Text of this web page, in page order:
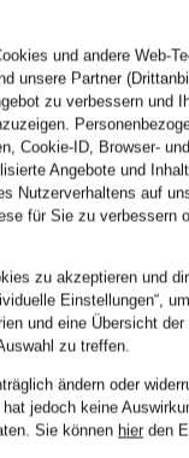
€
€
und andere Web-
unsere Partner
zu verbessern und
Cookie-ID, Browser-
Angebote und
Nutzerverhaltens auf
für Sie zu verbessern
zu akzeptieren und
Einstellungen“,
und eine Übersicht
zu treffen.
ändern oder
jedoch keine
Sie können hier den